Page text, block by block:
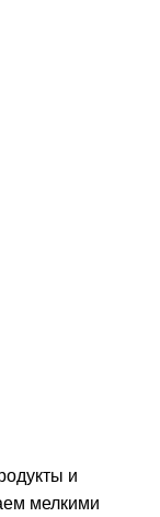
и
мелкими